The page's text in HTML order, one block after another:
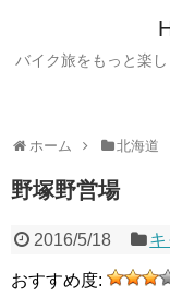
バイク旅をもっと楽
ホーム 北海道
野塚野営場
2016/5/18
おすすめ度: